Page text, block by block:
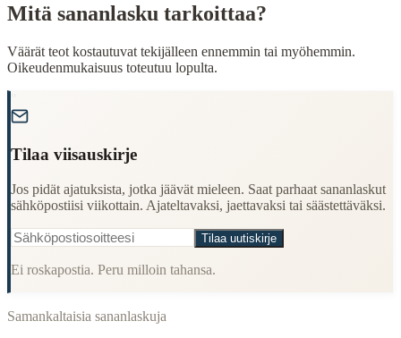
Finding Finnish proverbs about specific topics
Learning Finnish language through proverbs
Finding quotes for speeches or writing
Cultural Context
Origin: Finland
Period:Traditional folk wisdom
Mitä sananlasku tarkoittaa?
Väärät teot kostautuvat tekijälleen ennemmin tai myöhemmin.
Oikeudenmukaisuus toteutuu lopulta.
Tilaa viisauskirje
Jos pidät ajatuksista, jotka jäävät mieleen. Saat parhaat sananlaskut
sähköpostiisi viikottain. Ajateltavaksi, jaettavaksi tai säästettäväksi.
Tilaa uutiskirje
Ei roskapostia. Peru milloin tahansa.
Samankaltaisia sananlaskuja